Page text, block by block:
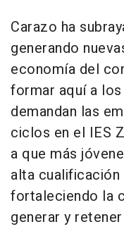
Carazo ha
generando
economía del
formar aquí a
demandan las
ciclos en el IES
a que más
alta cualificación
fortaleciendo la
generar y